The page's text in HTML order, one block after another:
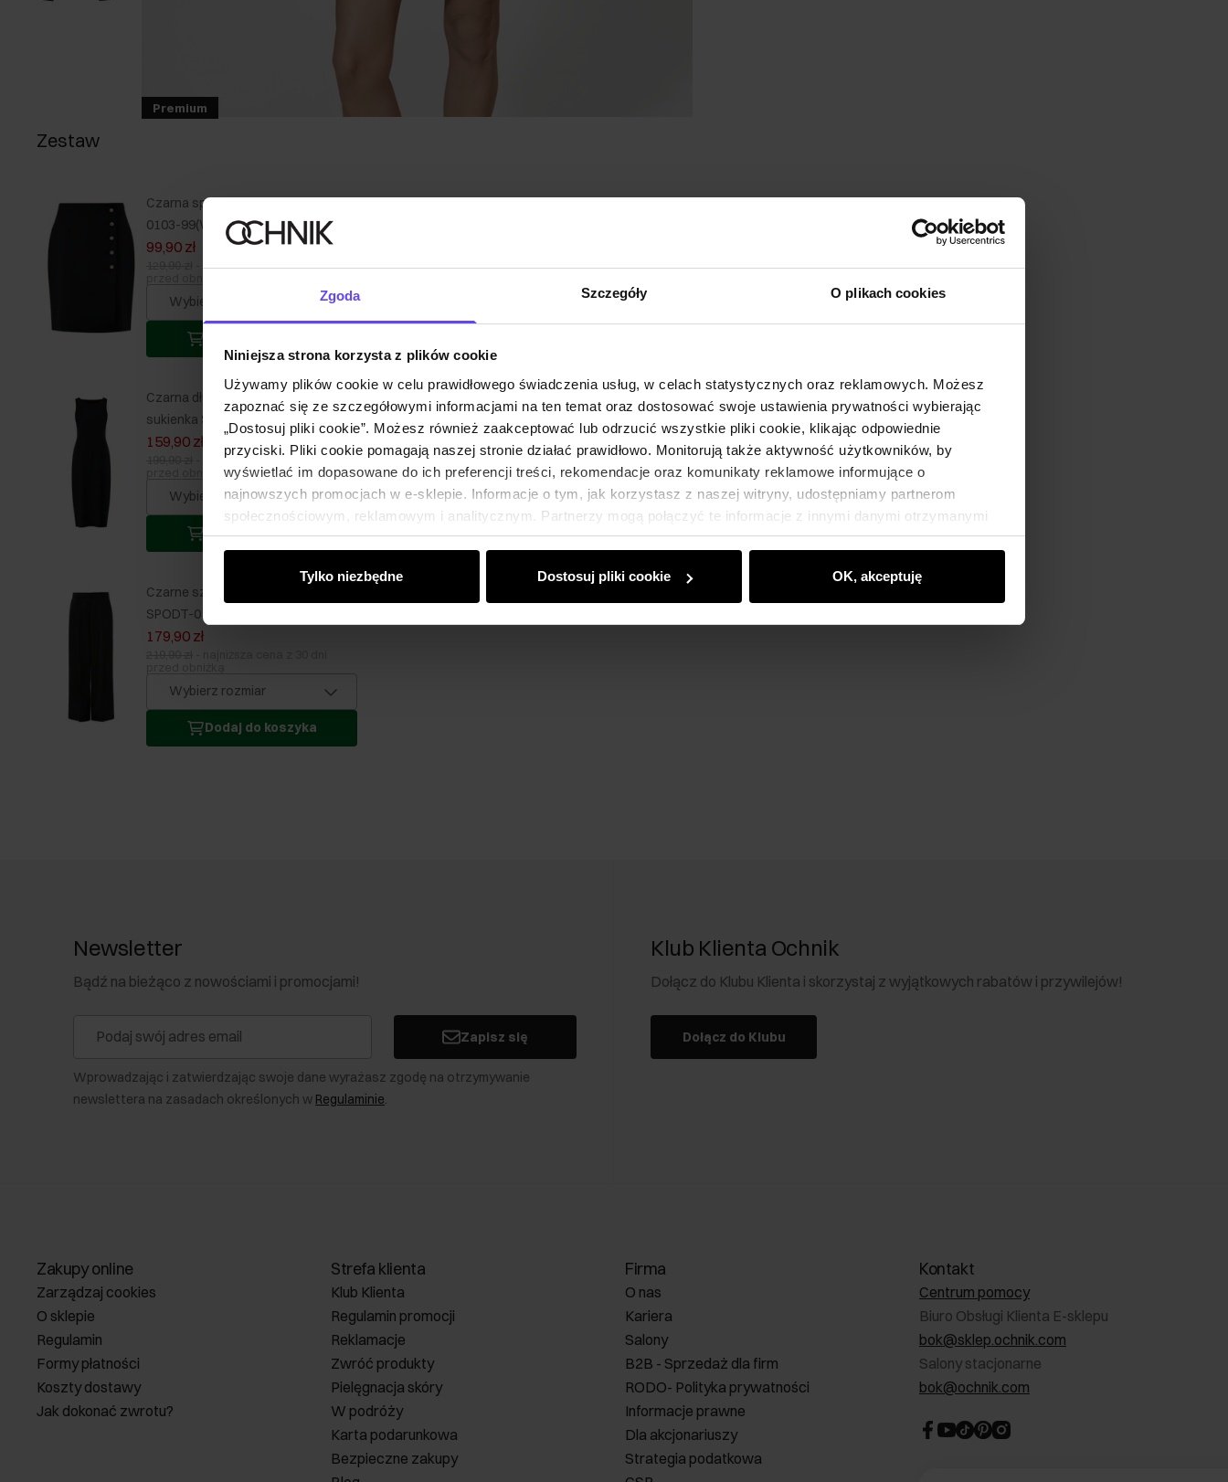
Zgoda Szczegóły O plikach cookies
Niniejsza strona korzysta z plików cookie
Używamy plików cookie w celu prawidłowego świadczenia usług, w celach statystycznych oraz reklamowych. Możesz
zapoznać się ze szczegółowymi informacjami na ten temat oraz dostosować swoje ustawienia prywatności wybierając
„Dostosuj pliki cookie”. Możesz również zaakceptować lub odrzucić wszystkie pliki cookie, klikając odpowiednie
przyciski. Pliki cookie pomagają naszej stronie działać prawidłowo. Monitorują także aktywność użytkowników, by
wyświetlać im dopasowane do ich preferencji treści, rekomendacje oraz komunikaty reklamowe informujące o
najnowszych promocjach w e-sklepie. Informacje o tym, jak korzystasz z naszej witryny, udostępniamy partnerom
społecznościowym, reklamowym i analitycznym. Partnerzy mogą połączyć te informacje z innymi danymi otrzymanymi
od Ciebie lub uzyskanymi podczas korzystania z ich usług.
Tylko niezbędne Dostosuj pliki cookie OK, akceptuję
Premium
Zestaw
Czarna spódnica damska SPCDT-
0103-99(W25)
99,90 zł
najniższa cena z 30 dni
Wybierz rozmiar
Czarna sukienka damska przed
169,90 zł-najniższa cena z 30 dni
Wybierz rozmiar
Czarna długa dopasowana
sukienka SUKDT-0214-99(W25)
159,90 zł
najniższa cena z 30 dni
przed obniżką
Wybierz rozmiar
Dodaj do koszyka
Czarne eleganckie szorty damskie
SZODT-0012-99(W25)
69,90 zł
89,90 zł-najniższa cena z 30 dni przed
obniżką
Wybierz rozmiar
Dodaj do koszyka
Czarne szerokie spodnie damskie
SPODT-0103-99(W25)
179,90 zł
Wybierz rozmiar
Dodaj do koszyka
Newsletter
Bądź na bieżąco z nowościami i promocjami!
Zapisz się
Wprowadzając i zatwierdzając swoje dane wyrażasz zgodę na otrzymywanie
newslettera na zasadach określonych w Regulaminie.
Klub Klienta Ochnik
Dołącz do Klubu Klienta i skorzystaj z wyjątkowych rabatów i przywilejów!
Dołącz do Klubu
Zakupy online
Zarządzaj cookies
O sklepie
Regulamin
Formy płatności
Koszty dostawy
Jak dokonać zwrotu?
Strefa klienta
Klub Klienta
Regulamin promocji
Reklamacje
Zwróć produkty
Pielęgnacja skóry
W podróży
Karta podarunkowa
Bezpieczne zakupy
Firma
O nas
Kariera
Salony
B2B - Sprzedaż dla firm
RODO- Polityka prywatności
Informacje prawne
Dla akcjonariuszy
Strategia podatkowa
Kontakt
Centrum pomocy
Biuro Obsługi Klienta E-sklepu
bok@sklep.ochnik.com
Salony stacjonarne
bok@ochnik.com